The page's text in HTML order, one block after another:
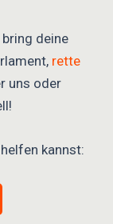
deine
rette
uns oder
kannst: